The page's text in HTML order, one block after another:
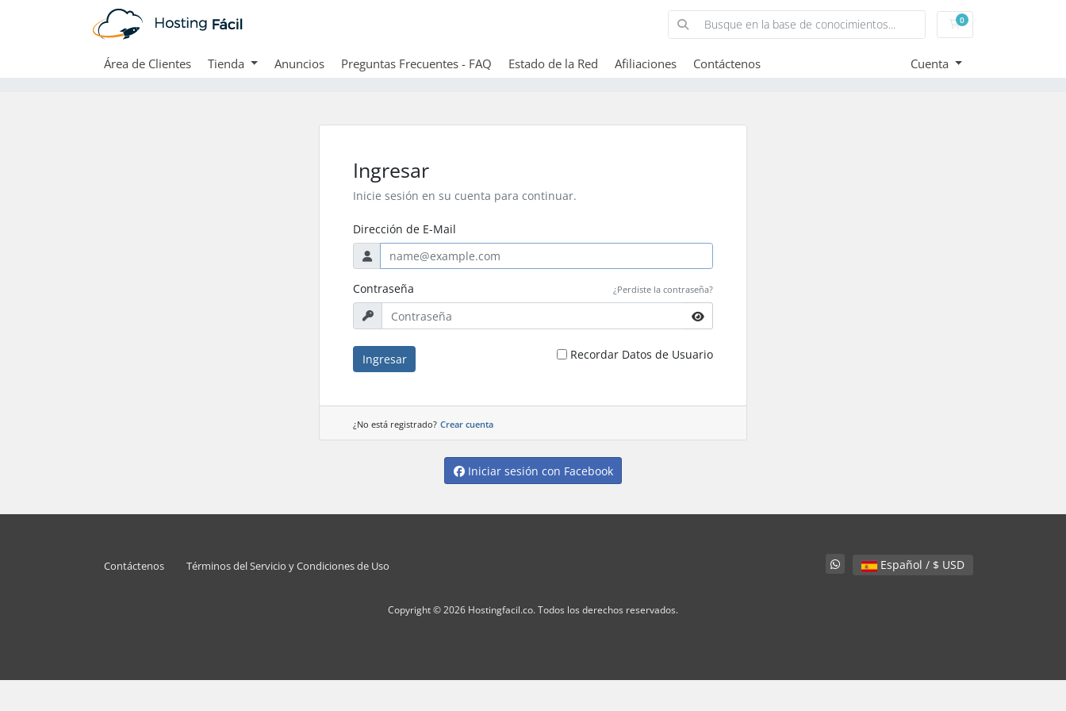
0Carro de Pedidos
Área de Clientes Tienda Anuncios Preguntas Frecuentes - FAQ Estado de la Red Afiliaciones Contáctenos Cuenta
Ingresar
Inicie sesión en su cuenta para continuar.
Dirección de E-Mail
Contraseña ¿Perdiste la contraseña?
Ingresar Recordar Datos de Usuario
¿No está registrado? Crear cuenta
Iniciar sesión con Facebook
Español / $ USD
Contáctenos Términos del Servicio y Condiciones de Uso
Copyright © 2026 Hostingfacil.co. Todos los derechos reservados.